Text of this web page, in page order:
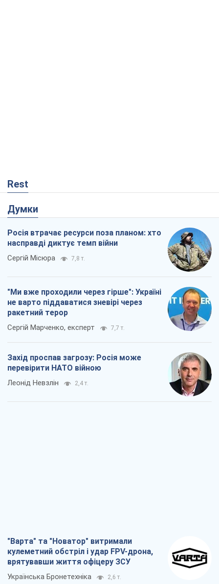
Rest
Думки
Росія втрачає ресурси поза планом: хто
насправді диктує темп війни
Сергій Місюра 7,8 т.
"Ми вже проходили через гірше": Україні
не варто піддаватися зневірі через
ракетний терор
Сергій Марченко, експерт 7,7 т.
Захід проспав загрозу: Росія може
перевірити НАТО війною
Леонід Невзлін 2,4 т.
"Варта" та "Новатор" витримали
кулеметний обстріл і удар FPV-дрона,
врятувавши життя офіцеру ЗСУ
Українська Бронетехніка 2,6 т.